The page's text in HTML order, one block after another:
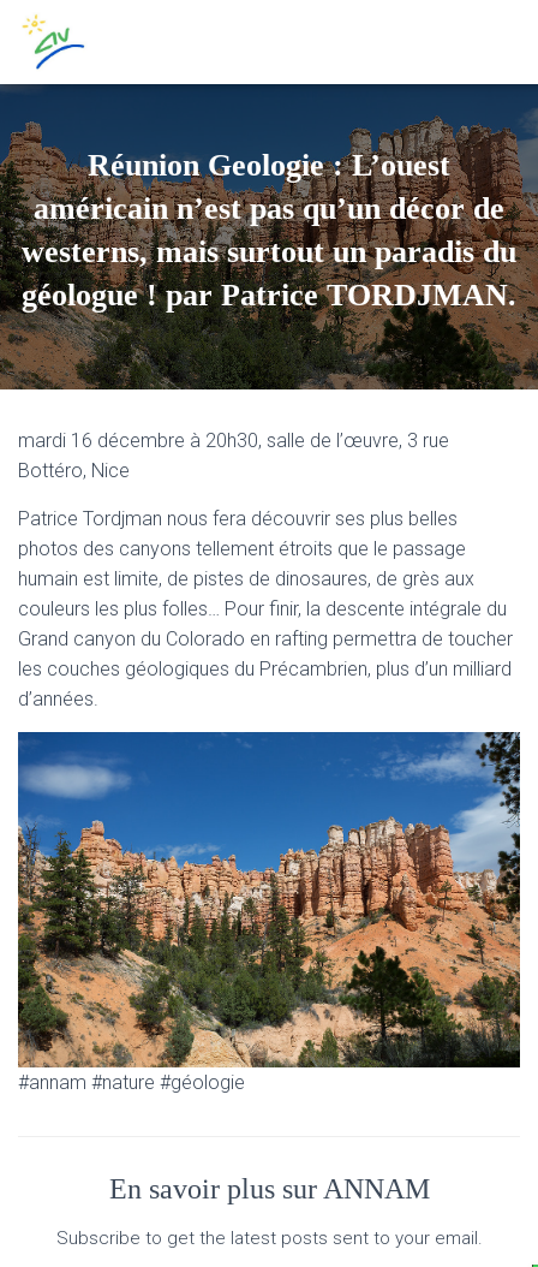
Réunion Geologie : L’ouest
américain n’est pas qu’un décor de
westerns, mais surtout un paradis du
géologue ! par Patrice TORDJMAN.
mardi 16 décembre à 20h30, salle de l’œuvre, 3 rue
Bottéro, Nice
Patrice Tordjman nous fera découvrir ses plus belles
photos des canyons tellement étroits que le passage
humain est limite, de pistes de dinosaures, de grès aux
couleurs les plus folles… Pour finir, la descente intégrale du
Grand canyon du Colorado en rafting permettra de toucher
les couches géologiques du Précambrien, plus d’un milliard
d’années.
#annam #nature #géologie
En savoir plus sur ANNAM
Subscribe to get the latest posts sent to your email.